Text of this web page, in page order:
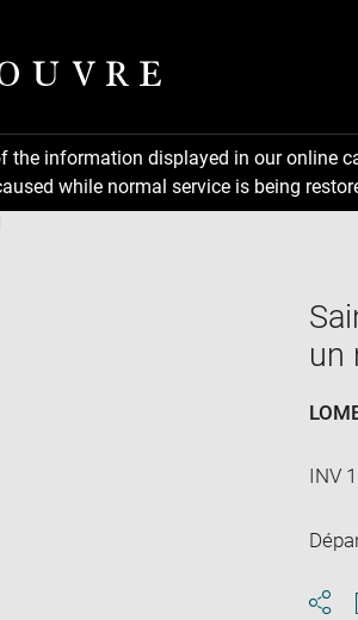
information displayed in our online
while normal service is being
un
INV